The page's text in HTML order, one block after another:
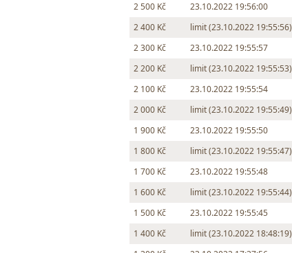
2 500 Kč
23.10.2022 19:56:00
2 400 Kč
limit (23.10.2022 19:55:56)
2 300 Kč
23.10.2022 19:55:57
2 200 Kč
limit (23.10.2022 19:55:53)
2 100 Kč
23.10.2022 19:55:54
2 000 Kč
limit (23.10.2022 19:55:49)
1 900 Kč
23.10.2022 19:55:50
1 800 Kč
limit (23.10.2022 19:55:47)
1 700 Kč
23.10.2022 19:55:48
1 600 Kč
limit (23.10.2022 19:55:44)
1 500 Kč
23.10.2022 19:55:45
1 400 Kč
limit (23.10.2022 18:48:19)